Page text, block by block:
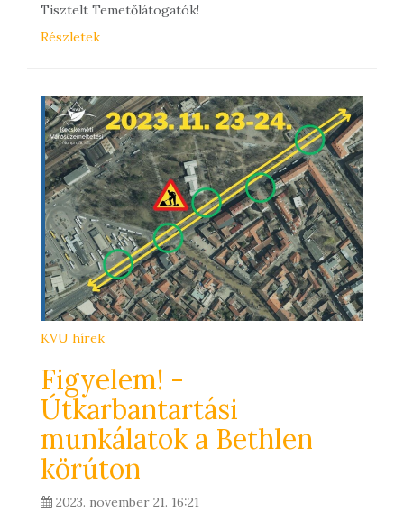
Tisztelt Temetőlátogatók!
Részletek
KVU hírek
Figyelem! -
Útkarbantartási
munkálatok a Bethlen
körúton
2023. november 21. 16:21